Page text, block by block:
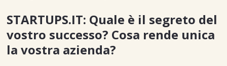
STARTUPS.IT: Quale è il segreto del
vostro successo? Cosa rende unica
la vostra azienda?